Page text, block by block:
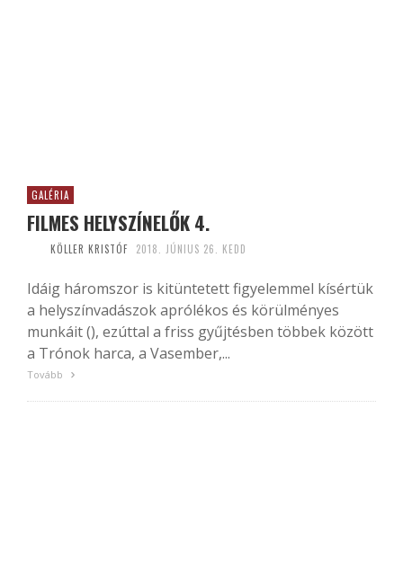
GALÉRIA
FILMES HELYSZÍNELŐK 4.
KÖLLER KRISTÓF 2018. JÚNIUS 26. KEDD
Idáig háromszor is kitüntetett figyelemmel kísértük
a helyszínvadászok aprólékos és körülményes
munkáit (), ezúttal a friss gyűjtésben többek között
a Trónok harca, a Vasember,...
Tovább